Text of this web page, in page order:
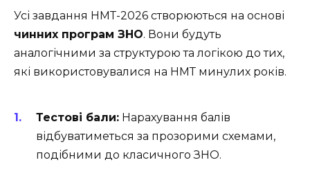
Усі завдання НМТ-2026 створюються на основі
чинних програм ЗНО. Вони будуть
аналогічними за структурою та логікою до тих,
які використовувалися на НМТ минулих років.
Тестові бали: Нарахування балів
відбуватиметься за прозорими схемами,
подібними до класичного ЗНО.